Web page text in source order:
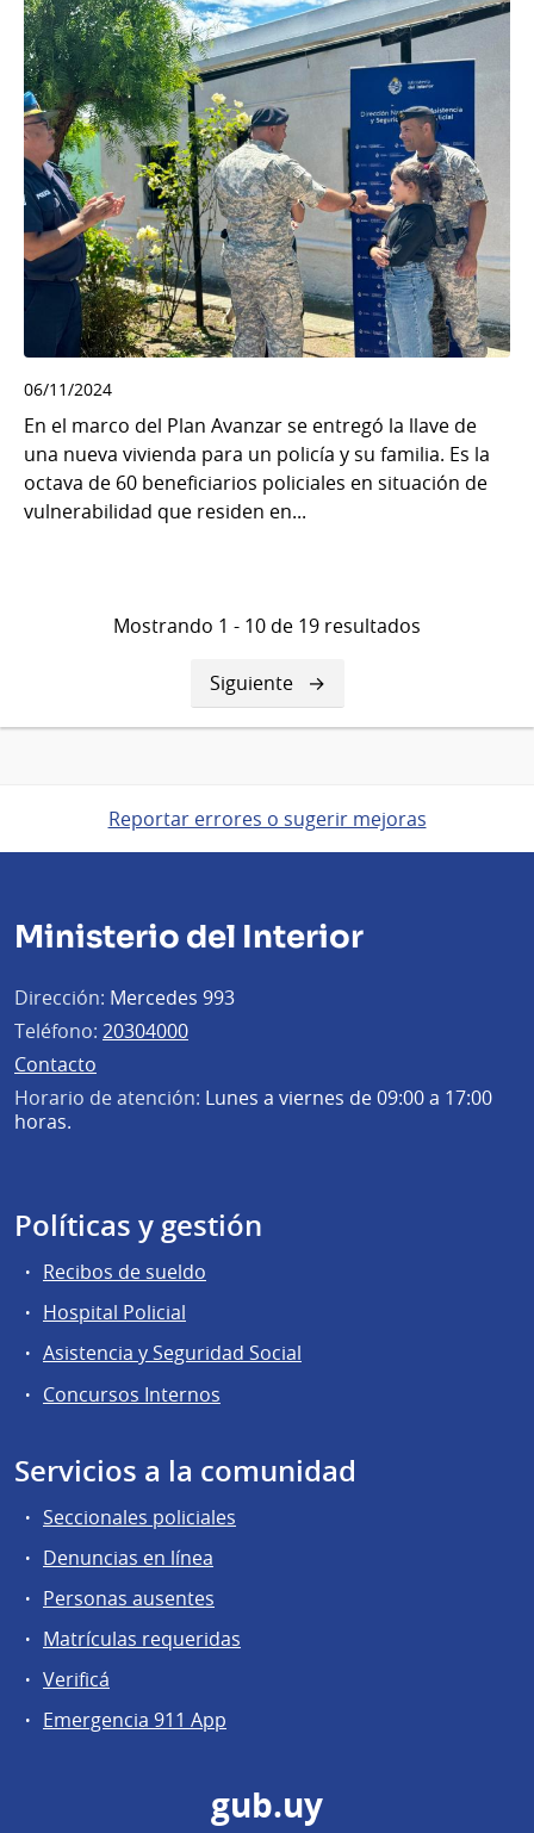
06/11/2024
En el marco del Plan Avanzar se entregó la llave de
una nueva vivienda para un policía y su familia. Es la
octava de 60 beneficiarios policiales en situación de
vulnerabilidad que residen en...
Mostrando 1 - 10 de 19 resultados
Siguiente
página
Siguiente
Reportar errores o sugerir mejoras
Ministerio del Interior
Dirección: Mercedes 993
Teléfono: 20304000
Contacto
Horario de atención: Lunes a viernes de 09:00 a 17:00
horas.
Políticas y gestión
Recibos de sueldo
Hospital Policial
Asistencia y Seguridad Social
Concursos Internos
Servicios a la comunidad
Seccionales policiales
Denuncias en línea
Personas ausentes
Matrículas requeridas
Verificá
Emergencia 911 App
gub.uy